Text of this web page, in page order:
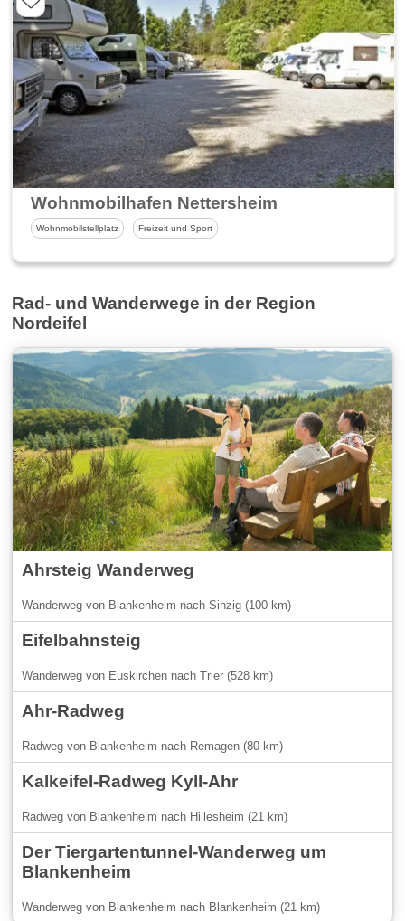
Wohnmobilhafen Nettersheim
Wohnmobilstellplatz Freizeit und Sport
Rad- und Wanderwege in der Region
Nordeifel
Ahrsteig Wanderweg
Wanderweg von Blankenheim nach Sinzig (100 km)
Eifelbahnsteig
Wanderweg von Euskirchen nach Trier (528 km)
Ahr-Radweg
Radweg von Blankenheim nach Remagen (80 km)
Kalkeifel-Radweg Kyll-Ahr
Radweg von Blankenheim nach Hillesheim (21 km)
Der Tiergartentunnel-Wanderweg um
Blankenheim
Wanderweg von Blankenheim nach Blankenheim (21 km)